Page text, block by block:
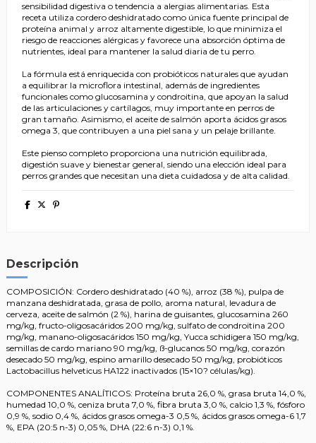
sensibilidad digestiva o tendencia a alergias alimentarias. Esta
receta utiliza cordero deshidratado como única fuente principal de
proteína animal y arroz altamente digestible, lo que minimiza el
riesgo de reacciones alérgicas y favorece una absorción óptima de
nutrientes, ideal para mantener la salud diaria de tu perro.
La fórmula está enriquecida con probióticos naturales que ayudan
a equilibrar la microflora intestinal, además de ingredientes
funcionales como glucosamina y condroitina, que apoyan la salud
de las articulaciones y cartílagos, muy importante en perros de
gran tamaño. Asimismo, el aceite de salmón aporta ácidos grasos
omega 3, que contribuyen a una piel sana y un pelaje brillante.
Este pienso completo proporciona una nutrición equilibrada,
digestión suave y bienestar general, siendo una elección ideal para
perros grandes que necesitan una dieta cuidadosa y de alta calidad.
Descripción
COMPOSICIÓN: Cordero deshidratado (40 %), arroz (38 %), pulpa de
manzana deshidratada, grasa de pollo, aroma natural, levadura de
cerveza, aceite de salmón (2 %), harina de guisantes, glucosamina 260
mg/kg, fructo-oligosacáridos 200 mg/kg, sulfato de condroitina 200
mg/kg, manano-oligosacáridos 150 mg/kg, Yucca schidigera 150 mg/kg,
semillas de cardo mariano 90 mg/kg, ß-glucanos 50 mg/kg, corazón
desecado 50 mg/kg, espino amarillo desecado 50 mg/kg, probióticos
Lactobacillus helveticus HA122 inactivados (15×10? células/kg).
COMPONENTES ANALÍTICOS: Proteína bruta 26,0 %, grasa bruta 14,0 %,
humedad 10,0 %, ceniza bruta 7,0 %, fibra bruta 3,0 %, calcio 1,3 %, fósforo
0,9 %, sodio 0,4 %, ácidos grasos omega-3 0,5 %, ácidos grasos omega-6 1,7
%, EPA (20:5 n-3) 0,05 %, DHA (22:6 n-3) 0,1 %.